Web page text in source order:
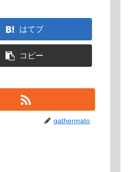
はてブ
コピー
gathermato